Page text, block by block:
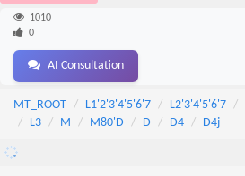
1010
0
AI Consultation
MT_ROOT L1'2'3'4'5'6'7 L2'3'4'5'6'7
L3
M M80'D D D4 D4j